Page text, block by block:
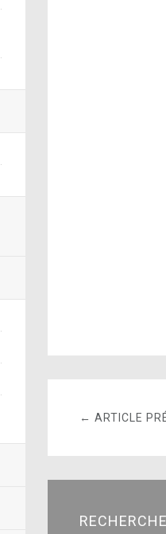
← ARTICLE
RECHERCHE